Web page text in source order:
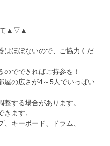
て▲▽▲
ほぼないので、ご協力くだ
でできればご持参を！
屋の広さが4～5人でいっぱい
整する場合があります。
きます。
キーボード、ドラム、